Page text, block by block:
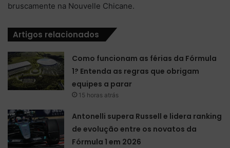
bruscamente na Nouvelle Chicane.
Artigos relacionados
Como funcionam as férias da Fórmula
1? Entenda as regras que obrigam
equipes a parar
15 horas atrás
Antonelli supera Russell e lidera ranking
de evolução entre os novatos da
Fórmula 1 em 2026